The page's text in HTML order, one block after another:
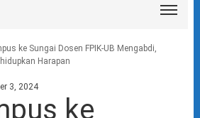
ke Sungai Dosen FPIK-UB Mengabdi,
Harapan
3, 2024
ke